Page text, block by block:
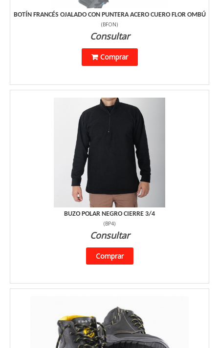
BOTÍN FRANCÉS OJALADO CON PUNTERA ACERO CUERO FLOR OMBÚ
(BFON)
Consultar
Comprar
BUZO POLAR NEGRO CIERRE 3/4
(BP4)
Consultar
Comprar